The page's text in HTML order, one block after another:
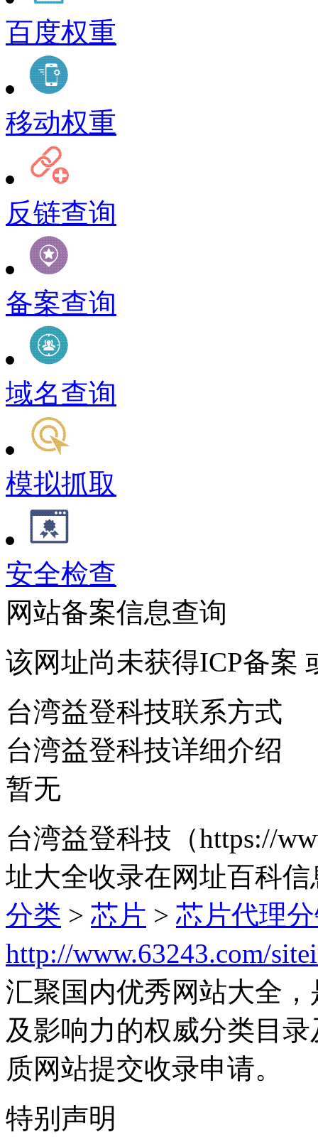
百度权重
移动权重
反链查询
备案查询
域名查询
模拟抓取
安全检查
网站备案信息查询
该网址尚未获得ICP备案
台湾益登科技联系方式
台湾益登科技详细介绍
暂无
台湾益登科技（https://
址大全收录在网址百科
分类 > 芯片 > 芯片代理
http://www.63243.com/
汇聚国内优秀网站大全
及影响力的权威分类目
质网站提交收录申请。
特别声明